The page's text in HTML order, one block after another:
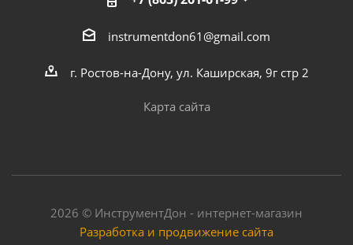
instrumentdon61@gmail.com
г. Ростов-на-Дону, ул. Каширская, 9г стр 2
Карта сайта
2026 © ИнструментДон - интернет-магазин
Разработка и продвижение сайта